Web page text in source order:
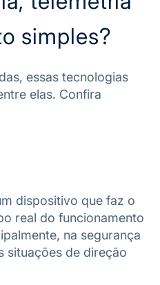
simples?
essas tecnologias
elas. Confira
dispositivo que faz o
real do funcionamento
na segurança
situações de direção